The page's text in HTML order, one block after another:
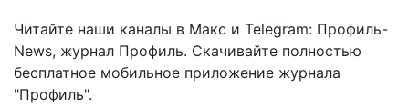
Читайте наши каналы в Макс и Telegram: Профиль-
News, журнал Профиль. Скачивайте полностью
бесплатное мобильное приложение журнала
"Профиль".